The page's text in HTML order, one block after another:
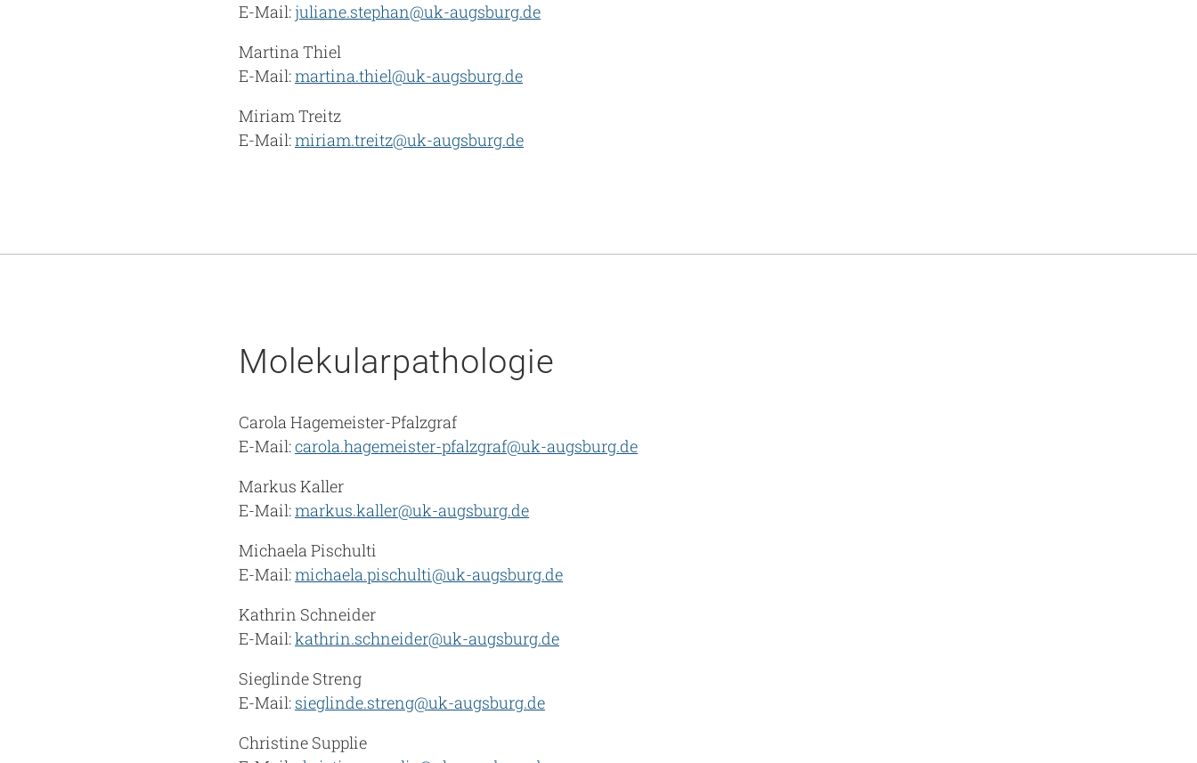
E-Mail: juliane.stephan@uk-augsburg.de
Martina Thiel
E-Mail:martina.thiel@uk-augsburg.de
Miriam Treitz
E-Mail:miriam.treitz@uk-augsburg.de
Molekularpathologie
Carola Hagemeister-Pfalzgraf
E-Mail:carola.hagemeister-pfalzgraf@uk-augsburg.de
Markus Kaller
E-Mail:markus.kaller@uk-augsburg.de
Michaela Pischulti
E-Mail:michaela.pischulti@uk-augsburg.de
Kathrin Schneider
E-Mail:kathrin.schneider@uk-augsburg.de
Sieglinde Streng
E-Mail: sieglinde.streng@uk-augsburg.de
Christine Supplie